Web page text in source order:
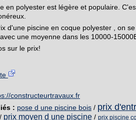
en polyester est légère et populaire.
d'une piscine en coque polyester , on
une moyenne dans les 10000-
sur le prix!
constructeurtravaux.fr
: pose d une piscine bois / prix
/ prix moyen d une piscine / prix piscine